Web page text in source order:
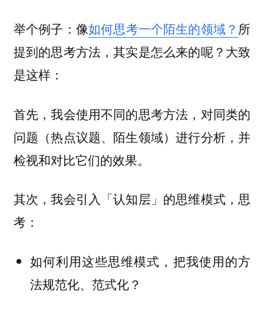
举个例子：像如何思考一个陌生的领域？ 所
提到的思考方法，其实是怎么来的呢？大致
是这样：
首先，我会使用不同的思考方法，对同类的
问题（热点议题、陌生领域）进行分析，并
检视和对比它们的效果。
其次，我会引入「认知层」的思维模式，思
考：
如何利用这些思维模式，把我使用的方
法规范化、范式化？